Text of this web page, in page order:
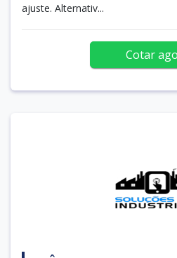
ajuste. Alternativ...
Cotar